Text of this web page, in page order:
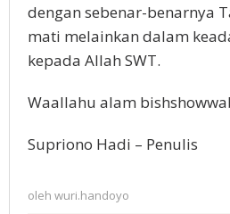
dengan sebenar-benarnya
mati melainkan dalam
kepada Allah SWT.
Waallahu alam
Supriono Hadi – Penulis
oleh wuri.handoyo